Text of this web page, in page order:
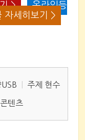
>
온라인등
자세히보기 >
주제 현수
텐츠